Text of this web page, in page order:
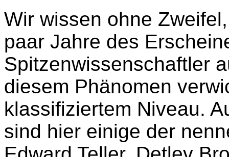
Wir wissen ohne
paar Jahre des
Spitzenwissenschaftler
diesem Phänomen
klassifiziertem Niveau.
sind hier einige der